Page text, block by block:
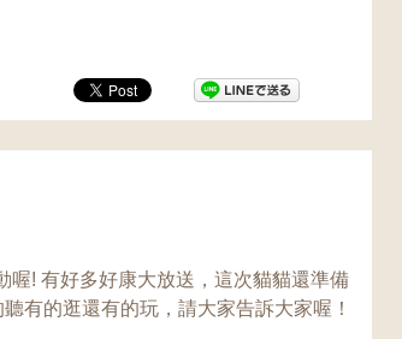
喔! 有好多好康大放送，這次貓貓還準備
有的逛還有的玩，請大家告訴大家喔！